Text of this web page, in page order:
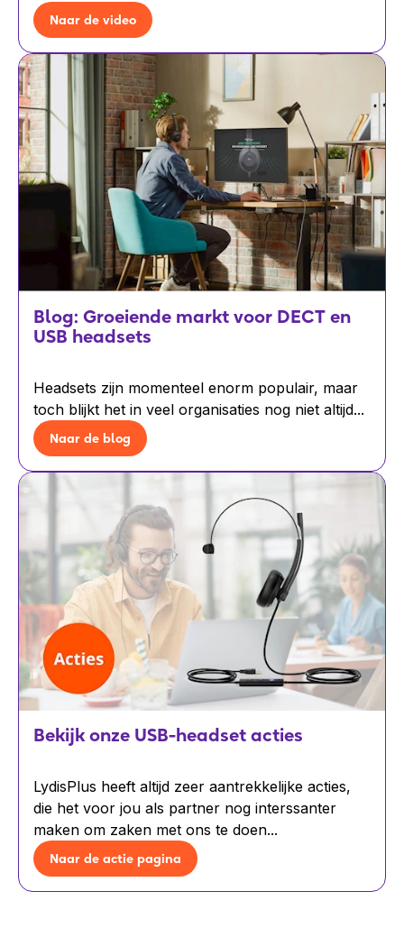
Naar de video
Blog: Groeiende markt voor DECT en
USB headsets
Headsets zijn momenteel enorm populair, maar
toch blijkt het in veel organisaties nog niet altijd...
Naar de blog
Bekijk onze USB-headset acties
LydisPlus heeft altijd zeer aantrekkelijke acties,
die het voor jou als partner nog interssanter
maken om zaken met ons te doen...
Naar de actie pagina